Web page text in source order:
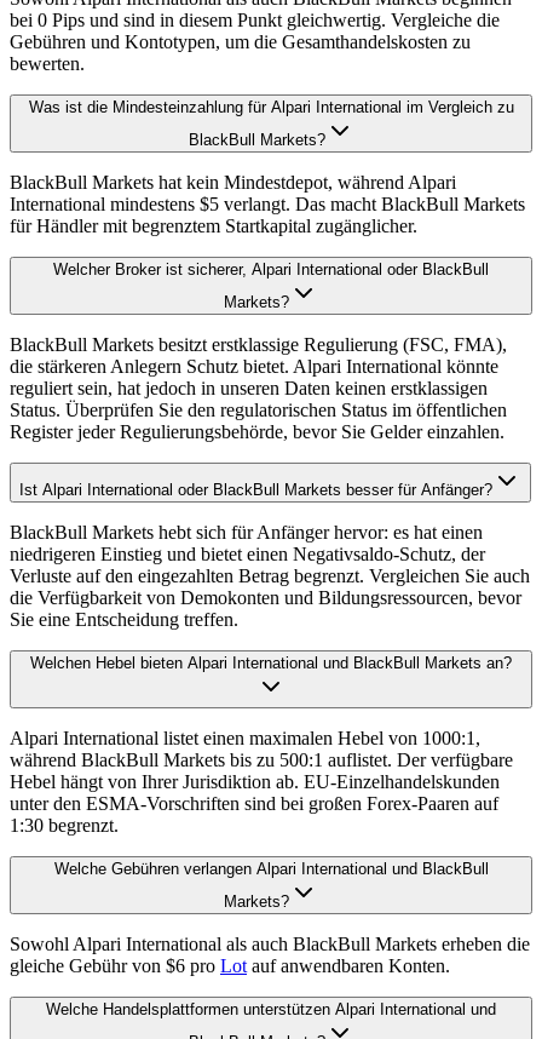
bei 0 Pips und sind in diesem Punkt gleichwertig. Vergleiche die
Gebühren und Kontotypen, um die Gesamthandelskosten zu
bewerten.
Was ist die Mindesteinzahlung für Alpari International im Vergleich zu
BlackBull Markets?
BlackBull Markets hat kein Mindestdepot, während Alpari
International mindestens $5 verlangt. Das macht BlackBull Markets
für Händler mit begrenztem Startkapital zugänglicher.
Welcher Broker ist sicherer, Alpari International oder BlackBull
Markets?
BlackBull Markets besitzt erstklassige Regulierung (FSC, FMA),
die stärkeren Anlegern Schutz bietet. Alpari International könnte
reguliert sein, hat jedoch in unseren Daten keinen erstklassigen
Status. Überprüfen Sie den regulatorischen Status im öffentlichen
Register jeder Regulierungsbehörde, bevor Sie Gelder einzahlen.
Ist Alpari International oder BlackBull Markets besser für Anfänger?
BlackBull Markets hebt sich für Anfänger hervor: es hat einen
niedrigeren Einstieg und bietet einen Negativsaldo-Schutz, der
Verluste auf den eingezahlten Betrag begrenzt. Vergleichen Sie auch
die Verfügbarkeit von Demokonten und Bildungsressourcen, bevor
Sie eine Entscheidung treffen.
Welchen Hebel bieten Alpari International und BlackBull Markets an?
Alpari International listet einen maximalen Hebel von 1000:1,
während BlackBull Markets bis zu 500:1 auflistet. Der verfügbare
Hebel hängt von Ihrer Jurisdiktion ab. EU-Einzelhandelskunden
unter den ESMA-Vorschriften sind bei großen Forex-Paaren auf
1:30 begrenzt.
Welche Gebühren verlangen Alpari International und BlackBull
Markets?
Sowohl Alpari International als auch BlackBull Markets erheben die
gleiche Gebühr von $6 pro Lot auf anwendbaren Konten.
Welche Handelsplattformen unterstützen Alpari International und